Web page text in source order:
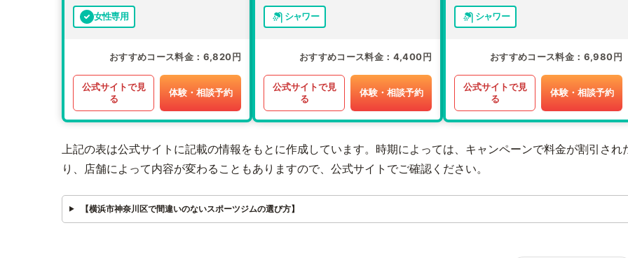
女性専用
おすすめコース料金 6,820円
公式サイトで見
る
体験・相談予約
シャワー
おすすめコース料金 4,400円
公式サイトで見
る
体験・相談予約
シャワー
おすすめコース料金 6,980円
公式サイトで見
る
体験・相談予約
上記の表は公式サイトに記載の情報をもとに作成しています。時期によっては、キャンペーンで料金が割引され
り、店舗によって内容が変わることもありますので、公式サイトでご確認ください。
【横浜市神奈川区で間違いのないスポーツジムの選び方】